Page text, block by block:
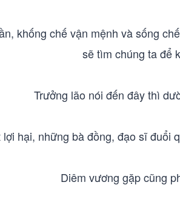
khống chế vận mệnh và sống
sẽ tìm chúng ta để
Trưởng lão nói đến đây thì
hại, những bà đồng, đạo sĩ
Diêm vương gặp cũng